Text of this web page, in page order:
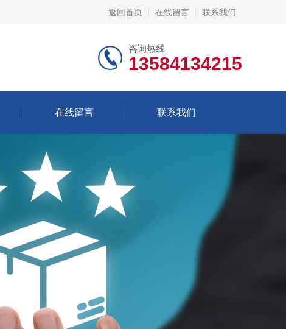
返回首页 在线留言 联系我们
咨询热线
13584134215
在线留言 联系我们